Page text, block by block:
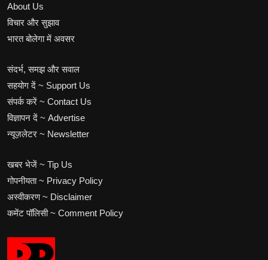
About Us
विचार और सुझाव
भारत बोलेगा में अवसर
संदर्भ, समझ और सवाल
सहयोग दें ~ Support Us
संपर्क करें ~ Contact Us
विज्ञापन दें ~ Advertise
न्यूज़लेटर ~ Newsletter
खबर भेजें ~ Tip Us
गोपनीयता ~ Privacy Policy
अस्वीकरण ~ Disclaimer
कमेंट पॉलिसी ~ Comment Policy